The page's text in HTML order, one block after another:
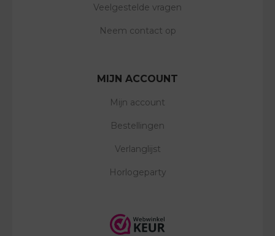
Veelgestelde vragen
Neem contact op
MIJN ACCOUNT
Mijn account
Bestellingen
Verlanglijst
Horlogeparty